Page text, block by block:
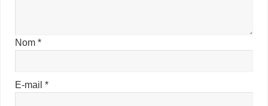
Nom*
E-mail*